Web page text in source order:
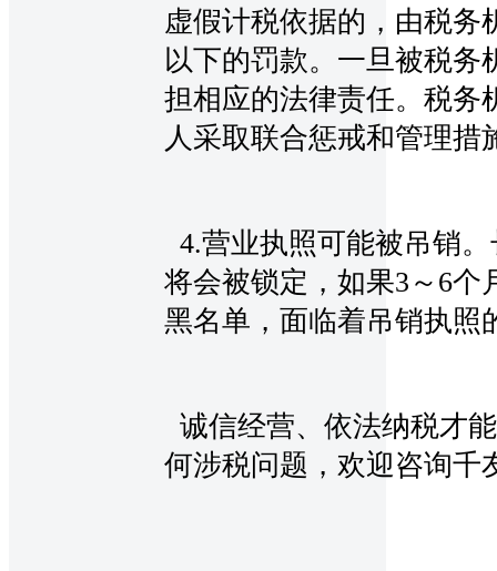
虚假计税依据的，由税务
以下的罚款。一旦被税务
担相应的法律责任。税务
人采取联合惩戒和管理措
4.营业执照可能被吊销
将会被锁定，如果3～6个
黑名单，面临着吊销执照
诚信经营、依法纳税才
何涉税问题，欢迎咨询千